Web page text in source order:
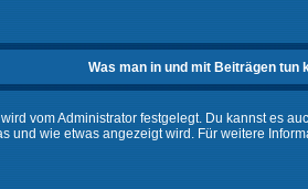
Was man in und mit Beiträgen tun
vom Administrator festgelegt. Du kannst es
und wie etwas angezeigt wird. Für weitere